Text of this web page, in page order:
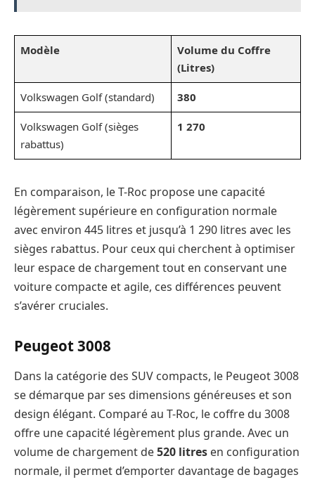
Modèle
Volume du Coffre
(Litres)
Volkswagen Golf (standard) 380
Volkswagen Golf (sièges
rabattus)
1 270
En comparaison, le T-Roc propose une capacité
légèrement supérieure en configuration normale
avec environ 445 litres et jusqu’à 1 290 litres avec les
sièges rabattus. Pour ceux qui cherchent à optimiser
leur espace de chargement tout en conservant une
voiture compacte et agile, ces différences peuvent
s’avérer cruciales.
Peugeot 3008
Dans la catégorie des SUV compacts, le Peugeot 3008
se démarque par ses dimensions généreuses et son
design élégant. Comparé au T-Roc, le coffre du 3008
offre une capacité légèrement plus grande. Avec un
volume de chargement de520 litres en configuration
normale, il permet d’emporter davantage de bagages